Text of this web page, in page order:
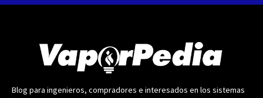
Blog para ingenieros, compradores e interesados en los sistemas